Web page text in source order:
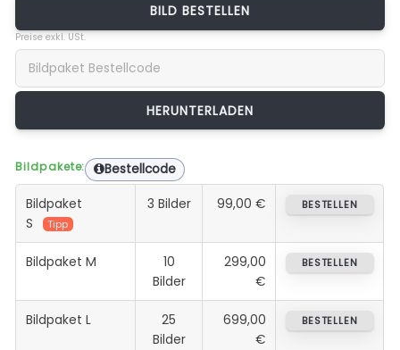
BILD BESTELLEN
Preise exkl. USt.
Bildpakete: Bestellcode
Bildpaket
S
Tipp
3 Bilder 99,00 € BESTELLEN
Bildpaket M
10
Bilder
299,00
€
BESTELLEN
Bildpaket L
25
Bilder
699,00
€
BESTELLEN